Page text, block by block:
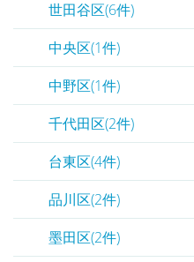
世田谷区(6件)
中央区(1件)
中野区(1件)
千代田区(2件)
台東区(4件)
品川区(2件)
墨田区(2件)